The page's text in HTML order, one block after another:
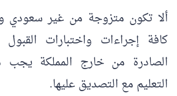
ألا تكون متزوجة من غير سعودي
كافة إجراءات واختبارات القبول
الصادرة من خارج المملكة يجب
التعليم مع التصديق عليها.